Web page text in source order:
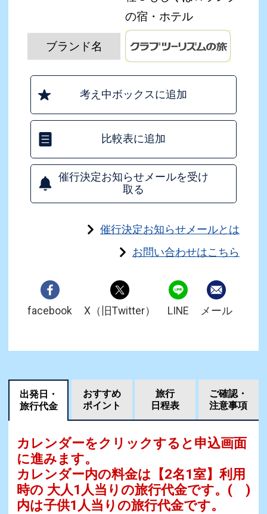
の宿・ホテル
ブランド名
考え中ボックスに追加
比較表に追加
催行決定お知らせメールを受け
取る
催行決定お知らせメールとは
お問い合わせはこちら
facebook X（旧Twitter） LINE メール
出発日・
旅行代金
おすすめ
ポイント
旅行
日程表
ご確認・
注意事項
カレンダーをクリックすると申込画面
に進みます。
カレンダー内の料金は 【2名1室】利用
時の 大人1人当りの旅行代金です。 ( )
内は子供1人当りの旅行代金です。